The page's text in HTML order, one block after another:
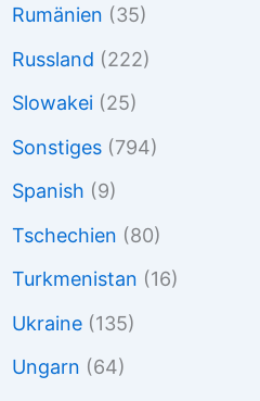
Rumänien (35)
Russland (222)
Slowakei (25)
Sonstiges (794)
Spanish (9)
Tschechien (80)
Turkmenistan (16)
Ukraine (135)
Ungarn (64)